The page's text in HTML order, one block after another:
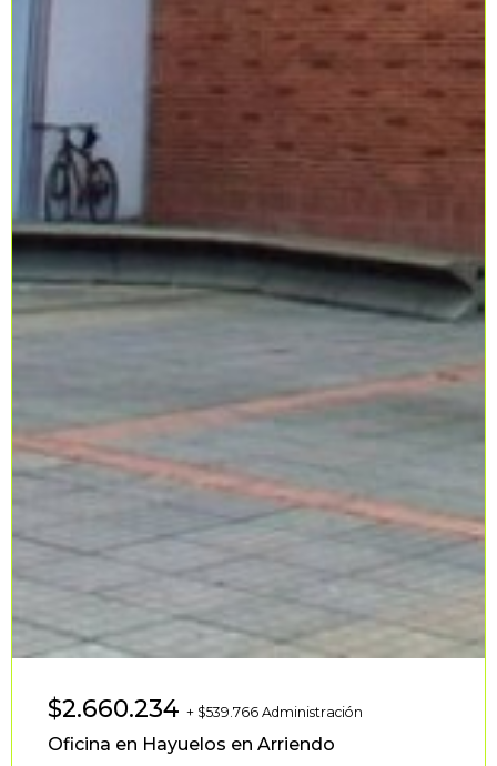
$2.660.234 + $539.766 Administración
Oficina en Hayuelos en Arriendo